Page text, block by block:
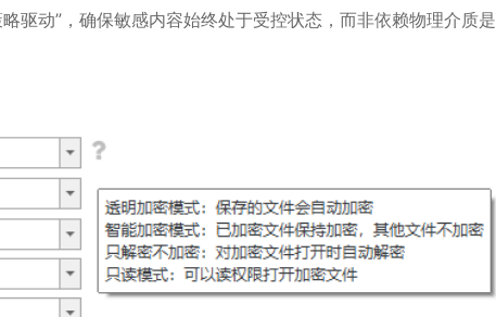
驱动”，确保敏感内容始终处于受控状态，而非依赖物理介质是